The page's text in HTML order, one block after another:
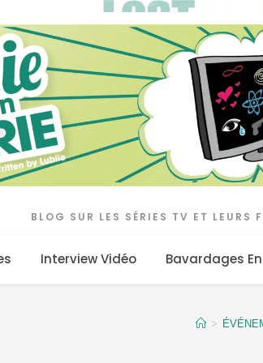
BLOG SUR LES SÉRIES TV ET LEURS
Interview Vidéo Bavardages
>